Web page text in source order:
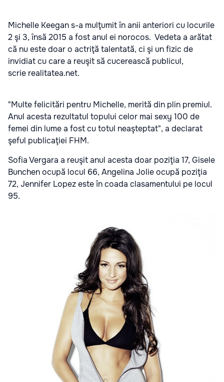
Michelle Keegan s-a mulţumit în anii anteriori cu locurile
2 şi 3, însă 2015 a fost anul ei norocos. Vedeta a arătat
că nu este doar o actriţă talentată, ci şi un fizic de
invidiat cu care a reuşit să cucerească publicul,
scrie realitatea.net.
"Multe felicitări pentru Michelle, merită din plin premiul.
Anul acesta rezultatul topului celor mai sexy 100 de
femei din lume a fost cu totul neaşteptat", a declarat
şeful publicaţiei FHM.
Sofia Vergara a reuşit anul acesta doar poziţia 17, Gisele
Bunchen ocupă locul 66, Angelina Jolie ocupă poziţia
72, Jennifer Lopez este în coada clasamentului pe locul
95.